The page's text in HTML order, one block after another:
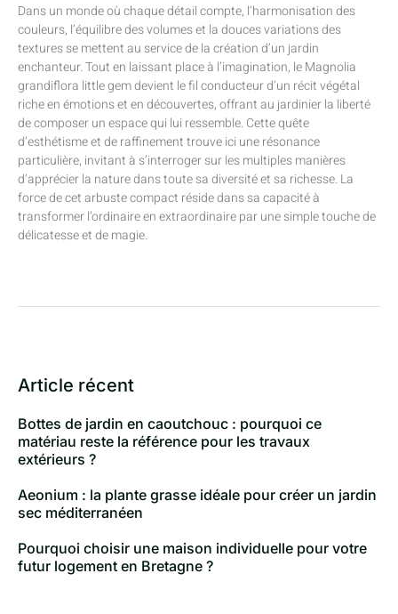
Dans un monde où chaque détail compte, l’harmonisation des
couleurs, l’équilibre des volumes et la douces variations des
textures se mettent au service de la création d’un jardin
enchanteur. Tout en laissant place à l’imagination, le Magnolia
grandiflora little gem devient le fil conducteur d’un récit végétal
riche en émotions et en découvertes, offrant au jardinier la liberté
de composer un espace qui lui ressemble. Cette quête
d’esthétisme et de raffinement trouve ici une résonance
particulière, invitant à s’interroger sur les multiples manières
d’apprécier la nature dans toute sa diversité et sa richesse. La
force de cet arbuste compact réside dans sa capacité à
transformer l’ordinaire en extraordinaire par une simple touche de
délicatesse et de magie.
Article récent
Bottes de jardin en caoutchouc : pourquoi ce
matériau reste la référence pour les travaux
extérieurs ?
Aeonium : la plante grasse idéale pour créer un jardin
sec méditerranéen
Pourquoi choisir une maison individuelle pour votre
futur logement en Bretagne ?